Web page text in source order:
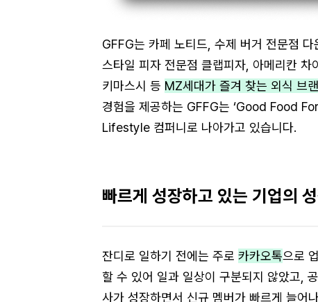
GFFG는 카페 노티드, 수제 버거 전문점
스타일 피자 전문점 클랩피자, 아메리칸
키마스시 등 MZ세대가 즐겨 찾는 외식 브
경험을 제공하는 GFFG는 ‘Good Food
Lifestyle 컴퍼니로 나아가고 있습니다.
빠르게 성장하고 있는 기업의
잔디로 일하기 전에는 주로 카카오톡으로
할 수 있어 일과 일상이 구분되지 않았고,
사가 성장하면서 신규 멤버가 빠르게 늘어